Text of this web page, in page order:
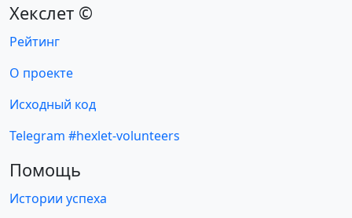
Хекслет ©
Рейтинг
О проекте
Исходный код
Telegram #hexlet-volunteers
Помощь
Истории успеха